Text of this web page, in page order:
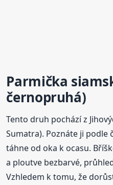
Parmička
černopruhá)
Tento druh pochází z
Sumatra). Poznáte ji
táhne od oka k ocasu.
a ploutve bezbarvé,
Vzhledem k tomu, že